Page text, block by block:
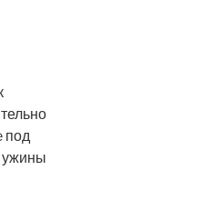
под
ужины